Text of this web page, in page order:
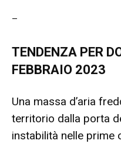
–
TENDENZA PER
FEBBRAIO 2023
Una massa d’aria
territorio dalla porta
instabilità nelle prime